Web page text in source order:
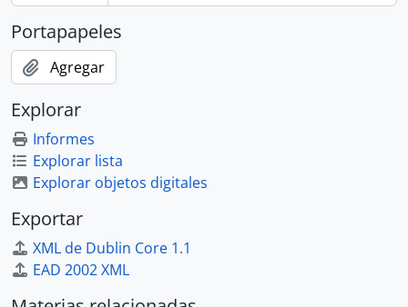
Portapapeles
Agregar
Explorar
Informes
Explorar lista
Explorar objetos digitales
Exportar
XML de Dublin Core 1.1
EAD 2002 XML